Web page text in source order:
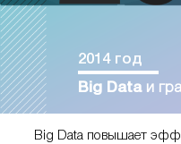
2014 год
Big Dataи
Big Data повышает